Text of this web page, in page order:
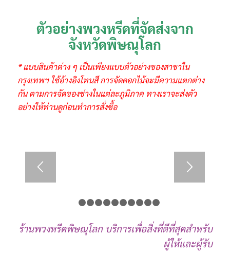
ตัวอย่างพวงหรีดที่จัดส่งจาก
จังหวัดพิษณุโลก
* แบบสินค้าต่าง ๆ เป็นเพียงแบบตัวอย่างของสาขาใน
กรุงเทพฯ ใช้อ้างอิงโทนสี การจัดดอกไม้จะมีความแตกต่าง
กัน ตามการจัดของช่างในแต่ละภูมิภาค ทางเราจะส่งตัว
อย่างให้ท่านดูก่อนทำการสั่งซื้อ
1 2 3 4 5
ร้านพวงหรีดพิษณุโลก บริการเพื่อสิ่งที่ดีที่สุดสำหรับ
ผู้ให้และผู้รับ